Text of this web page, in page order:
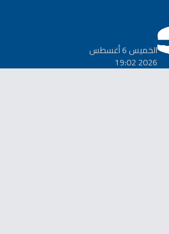
الخميس 6 أغسطس
2026 19:02